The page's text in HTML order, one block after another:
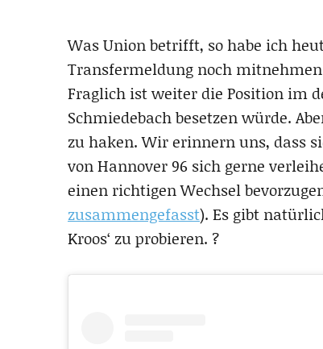
Was Union betrifft, so habe ich
Transfermeldung noch
Fraglich ist weiter die Position im
Schmiedebach besetzen würde.
zu haken. Wir erinnern uns, dass
von Hannover 96 sich gerne
einen richtigen Wechsel
zusammengefasst). Es gibt
Kroos‘ zu probieren. ?